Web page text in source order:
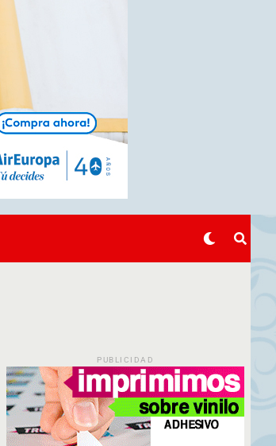
PUBLICIDAD